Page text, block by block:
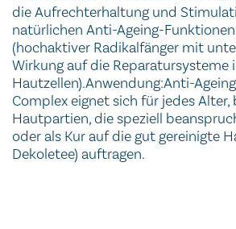
die Aufrechterhaltung und
natürlichen Anti-Ageing-
(hochaktiver Radikalfänger mit
Wirkung auf die Reparatursysteme
Hautzellen).Anwendung:Anti-
Complex eignet sich für jedes
Hautpartien, die speziell
oder als Kur auf die gut gereinigte
Dekoletee) auftragen.